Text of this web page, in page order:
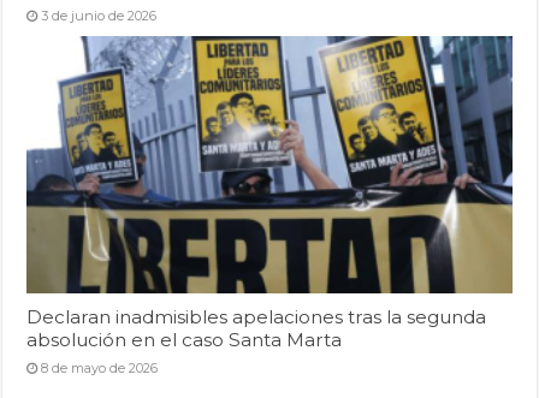
3 de junio de 2026
Declaran inadmisibles apelaciones tras la segunda
absolución en el caso Santa Marta
8 de mayo de 2026